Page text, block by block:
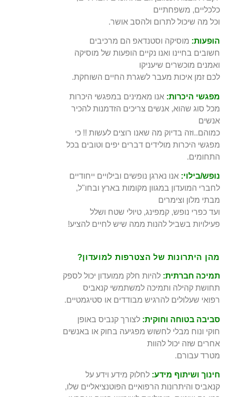
כלכליים, משפחתיים
וכל מה שיכול לתרום ולהסב אושר.
הופעות: מוסיקה וסטנדאפ הם מרכיבים
חשובים בחיינו ואנו נקיים הופעות של מוסיקה
ואמנים מוכשרים שיעניקו
לכם זמן איכות מעבר לשגרת החיים השוחקת.
מפגשי היכרות: אנו מאמינים במפגשי היכרות
מכל סוג שהוא, אנשים צריכים הזדמנות להכיר
אנשים
כמוהם..וזה בדיוק מה שאנו רוצים לעשות !! כי
מפגשי היכרות מולידים דברים יפים וטובים בכל
התחומים.
נופש/בילוי: אנו נארגן נופשים ובילויים ייחודיים
לחברי המועדון במגוון מקומות בארץ ובחו"ל,
מבתי מלון וצימרים
ועד כפרי נופש, קמפינג, טיולי שטח ושלל
פעילויות בשביל להנות ממה שיש לחיים להציע!
מהן היתרונות של הצטרפות למועדון?
תמיכה חברתית: להיות חלק ממועדון יכול לספק
תחושת קהילה ותמיכה למשתמשי קנאביס
רפואי שעלולים להרגיש מבודדים או סטיגמטיים.
סביבה בטוחה וחוקית: לצורך קנביס באופן
חוקי ונוח מבלי לחשוש מפגיעה בחוק או באנשים
אחרים שזה יכול להוות
מטרד עבורם.
חינוך ושיתוף מידע: לחלוק מידע וידע על
קנאביס והיתרונות הרפואיים הפוטנציאליים שלו,